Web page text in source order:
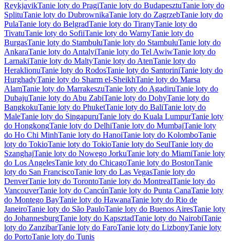
ReykjavikTanie loty do PragiTanie loty do BudapesztuTanie loty do
SplituTanie loty do DubrownikaTanie loty do ZagrzebTanie loty do
PulaTanie loty do BelgradTanie loty do TiranyTanie loty do
TivatuTanie loty do SofiiTanie loty do WarnyTanie loty do
BurgasTanie loty do StambułuTanie loty do StambułuTanie loty do
AnkaraTanie loty do AntalyiTanie loty do Tel AwiwTanie loty do
LarnakiTanie loty do MaltyTanie loty do AtenTanie loty do
HeraklionuTanie loty do RodosTanie loty do SantoriniTanie loty do
HurghadyTanie loty do Sharm el-SheikhTanie loty do Marsa
AlamTanie loty do MarrakeszuTanie loty do AgadiruTanie loty do
DubajuTanie loty do Abu ZabiTanie loty do DohyTanie loty do
BangkokuTanie loty do PhuketTanie loty do BaliTanie loty do
MaleTanie loty do SingapuruTanie loty do Kuala LumpurTanie loty
do HongkongTanie loty do DelhiTanie loty do MumbajTanie loty
do Ho Chi MinhTanie loty do HanoiTanie loty do KolomboTanie
loty do TokioTanie loty do TokioTanie loty do SeulTanie loty do
SzanghajTanie loty do Nowego JorkuTanie loty do MiamiTanie loty
do Los AngelesTanie loty do ChicagoTanie loty do BostonTanie
loty do San FranciscoTanie loty do Las VegasTanie loty do
DenverTanie loty do TorontoTanie loty do MontrealTanie loty do
VancouverTanie loty do CancúnTanie loty do Punta CanaTanie loty
do Montego BayTanie loty do HawanaTanie loty do Rio de
JaneiroTanie loty do São PauloTanie loty do Buenos AiresTanie loty
do JohannesburgTanie loty do KapsztadTanie loty do NairobiTanie
loty do ZanzibarTanie loty do FaroTanie loty do LizbonyTanie loty
do PortoTanie loty do Tunis